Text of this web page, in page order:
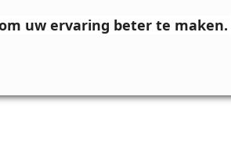
uw ervaring beter te maken.